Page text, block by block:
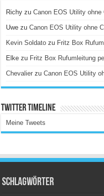
Richy zuCanon EOS Utility ohne
Uwe zuCanon EOS Utility ohne
Kevin Soldato zu Fritz Box
Elke zu Fritz Box Rufumleitung
Chevalier zuCanon EOS Utility
Twitter Timeline
Meine Tweets
Schlagwörter